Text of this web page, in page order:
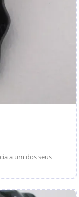
a um dos seus